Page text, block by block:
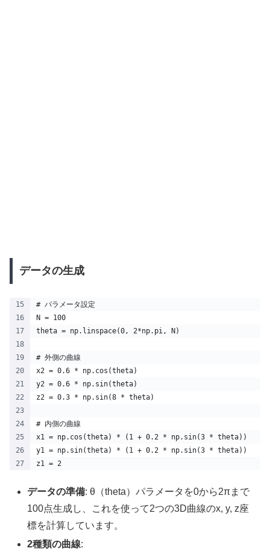
データの生成
# パラメータ設定
N = 100
theta = np.linspace(0, 2*np.pi, N)
# 外側の曲線
x2 = 0.6 * np.cos(theta)
y2 = 0.6 * np.sin(theta)
z2 = 0.3 * np.sin(8 * theta)
# 内側の曲線
x1 = np.cos(theta) * (1 + 0.2 * np.sin(3 * theta))
y1 = np.sin(theta) * (1 + 0.2 * np.sin(3 * theta))
z1 = 2
データの準備: θ（theta）パラメータを0から2πまで
100点生成し、これを使って2つの3D曲線のx, y, z座
標を計算しています。
2種類の曲線: